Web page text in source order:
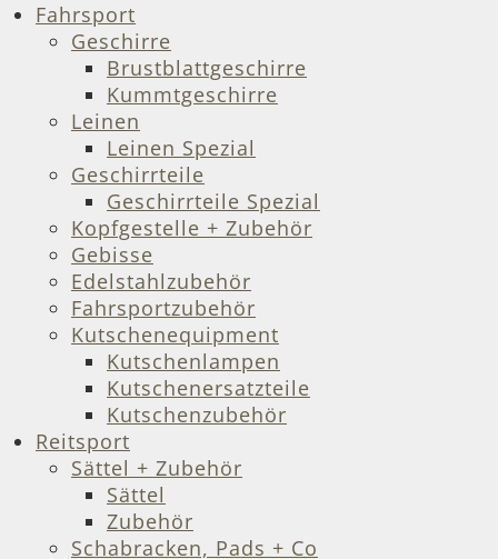
Fahrsport
Geschirre
Brustblattgeschirre
Kummtgeschirre
Leinen
Leinen Spezial
Geschirrteile
Geschirrteile Spezial
Kopfgestelle + Zubehör
Gebisse
Edelstahlzubehör
Fahrsportzubehör
Kutschenequipment
Kutschenlampen
Kutschenersatzteile
Kutschenzubehör
Reitsport
Sättel + Zubehör
Sättel
Zubehör
Schabracken, Pads + Co